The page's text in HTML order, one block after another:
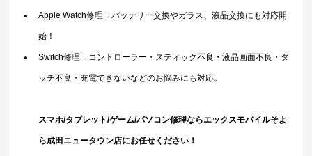
Apple Watch修理→バッテリー交換やガラス、液晶交換にも対応開
始！
Switch修理→コントローラー・スティック不良・液晶画面不良・タ
ッチ不良・充電できないなどのお悩みにも対応。
スマホ/タブレット/ゲーム/パソコン修理ならエックスモバイルそよ
ら成田ニュータウン店にお任せください！